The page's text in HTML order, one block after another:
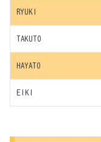
RYUKI
TAKUTO
HAYATO
EIKI